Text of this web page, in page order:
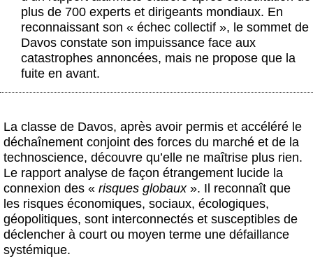
plus de 700 experts et dirigeants mondiaux. En
reconnaissant son « échec collectif », le sommet de
Davos constate son impuissance face aux
catastrophes annoncées, mais ne propose que la
fuite en avant.
La classe de Davos, après avoir permis et accéléré le
déchaînement conjoint des forces du marché et de la
technoscience, découvre qu’elle ne maîtrise plus rien.
Le rapport analyse de façon étrangement lucide la
connexion des « risques globaux». Il reconnaît que
les risques économiques, sociaux, écologiques,
géopolitiques, sont interconnectés et susceptibles de
déclencher à court ou moyen terme une défaillance
systémique.